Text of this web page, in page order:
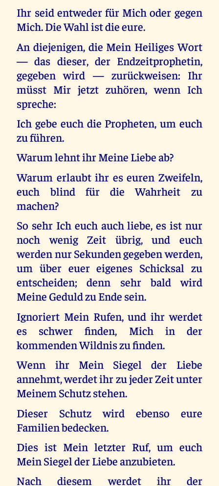
Ihr seid entweder für Mich oder gegen
Mich. Die Wahl ist die eure.
An diejenigen, die Mein Heiliges Wort
— das dieser, der Endzeitprophetin,
gegeben wird — zurückweisen: Ihr
müsst Mir jetzt zuhören, wenn Ich
spreche:
Ich gebe euch die Propheten, um euch
zu führen.
Warum lehnt ihr Meine Liebe ab?
Warum erlaubt ihr es euren Zweifeln,
euch blind für die Wahrheit zu
machen?
So sehr Ich euch auch liebe, es ist nur
noch wenig Zeit übrig, und euch
werden nur Sekunden gegeben werden,
um über euer eigenes Schicksal zu
entscheiden; denn sehr bald wird
Meine Geduld zu Ende sein.
Ignoriert Mein Rufen, und ihr werdet
es schwer finden, Mich in der
kommenden Wildnis zu finden.
Wenn ihr Mein Siegel der Liebe
annehmt, werdet ihr zu jeder Zeit unter
Meinem Schutz stehen.
Dieser Schutz wird ebenso eure
Familien bedecken.
Dies ist Mein letzter Ruf, um euch
Mein Siegel der Liebe anzubieten.
Nach diesem werdet ihr der